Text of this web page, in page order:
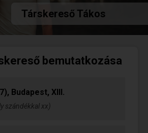
Társkereső Tákos
bemutatkozása
Budapest, XIII.
szándékkal xx)